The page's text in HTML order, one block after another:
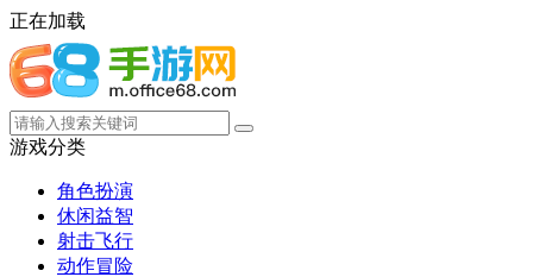
正在加载
游戏分类
角色扮演
休闲益智
射击飞行
动作冒险